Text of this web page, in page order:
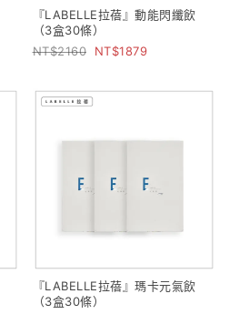
『LABELLE拉蓓』動能閃纖飲
（3盒30條）
2160
1879
『LABELLE拉蓓』瑪卡元氣飲
（3盒30條）